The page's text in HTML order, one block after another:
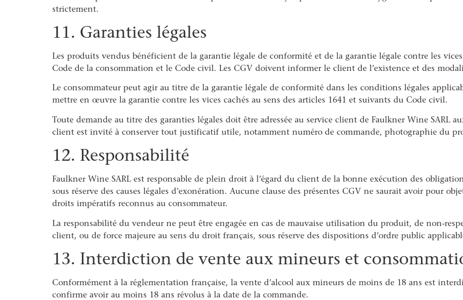
strictement.
11. Garanties légales
Les produits vendus bénéficient de la garantie légale de conformité et de la garantie légale contre les
Code de la consommation et le Code civil. Les CGV doivent informer le client de l’existence et des
Le consommateur peut agir au titre de la garantie légale de conformité dans les conditions légales
mettre en œuvre la garantie contre les vices cachés au sens des articles 1641 et suivants du Code civil.
Toute demande au titre des garanties légales doit être adressée au service client de Faulkner Wine SARL
client est invité à conserver tout justificatif utile, notamment numéro de commande, photographie du
12. Responsabilité
Faulkner Wine SARL est responsable de plein droit à l’égard du client de la bonne exécution des
sous réserve des causes légales d’exonération. Aucune clause des présentes CGV ne saurait avoir pour
droits impératifs reconnus au consommateur.
La responsabilité du vendeur ne peut être engagée en cas de mauvaise utilisation du produit, de non-
client, ou de force majeure au sens du droit français, sous réserve des dispositions d’ordre public
13. Interdiction de vente aux mineurs et
Conformément à la réglementation française, la vente d’alcool aux mineurs de moins de 18 ans est
confirme avoir au moins 18 ans révolus à la date de la commande.